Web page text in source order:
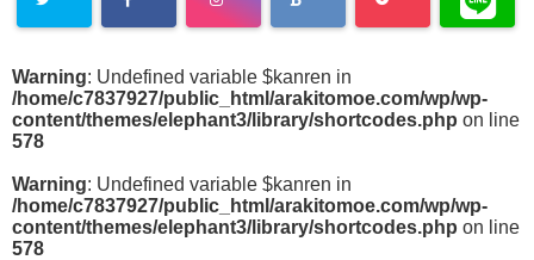
Warning: Undefined variable $kanren in
/home/c7837927/public_html/arakitomoe.com/wp/wp-
content/themes/elephant3/library/shortcodes.php on line
578
Warning: Undefined variable $kanren in
/home/c7837927/public_html/arakitomoe.com/wp/wp-
content/themes/elephant3/library/shortcodes.php on line
578